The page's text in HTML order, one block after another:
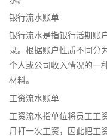
银行流水账单
银行流水是指银行活期账
录。根据账户性质不同分
个人或公司收入情况的一
材料。
工资流水账单
工资流水指单位将员工工
月打一次工资，因此把工